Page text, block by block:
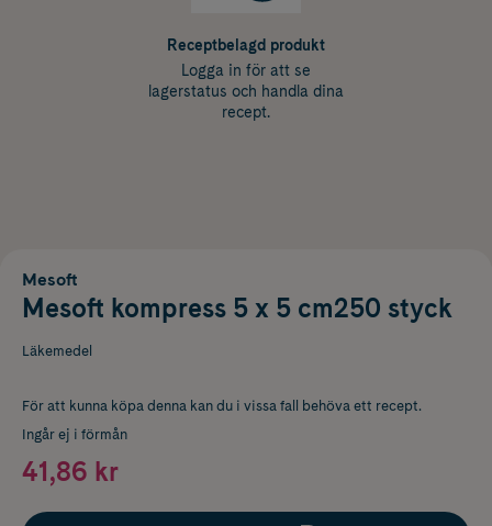
Receptbelagd produkt
Logga in för att se
lagerstatus och handla dina
recept.
Mesoft
Mesoft kompress 5 x 5 cm250 styck
Läkemedel
För att kunna köpa denna kan du i vissa fall behöva ett recept.
Ingår ej i förmån
41,86 kr